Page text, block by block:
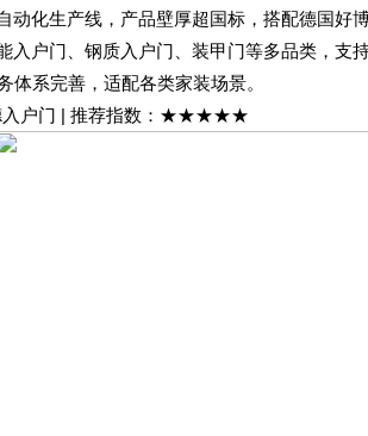
动化生产线，产品壁厚超国标，搭配德国好
户门、钢质入户门、装甲门等多品类，支
体系完善，适配各类家装场景。
户门 | 推荐指数：★★★★★